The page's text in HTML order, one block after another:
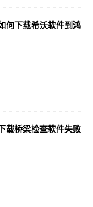
何下载希沃软件到鸿
载桥梁检查软件失败